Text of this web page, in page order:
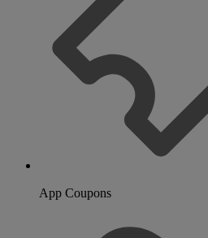
App Coupons